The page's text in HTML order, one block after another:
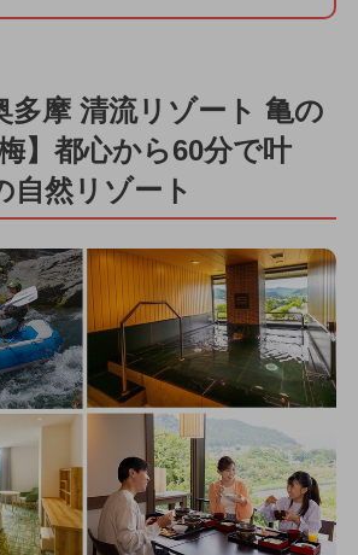
多摩 清流リゾート 亀の
】都心から60分で叶
自然リゾート